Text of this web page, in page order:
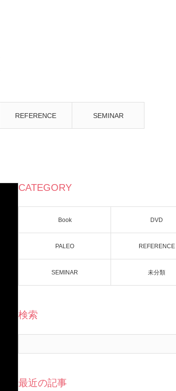
REFERENCE SEMINAR
CATEGORY
Book DVD
PALEO REFERENCE
SEMINAR 未分類
検索
最近の記事